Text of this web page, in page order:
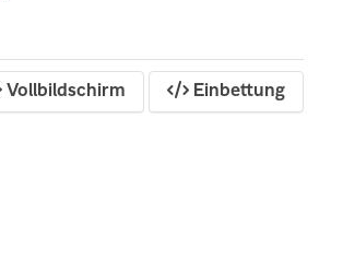
Vollbildschirm Einbettung